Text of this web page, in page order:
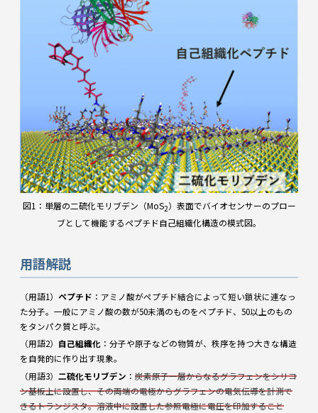
図1：単層の二硫化モリブデン（MoS2）表面でバイオセンサーのプロー
ブとして機能するペプチド自己組織化構造の模式図。
用語解説
（用語1） ペプチド ：アミノ酸がペプチド結合によって短い鎖状に連なっ
た分子。一般にアミノ酸の数が50未満のものをペプチド、50以上のもの
をタンパク質と呼ぶ。
（用語2） 自己組織化 ：分子や原子などの物質が、秩序を持つ大きな構造
を自発的に作り出す現象。
（用語3） 二硫化モリブデン ： 炭素原子一層からなるグラフェンをシリコ
ン基板上に設置し、その両端の電極からグラフェンの電気伝導を計測で
きるトランジスタ。溶液中に設置した参照電極に電圧を印加すること